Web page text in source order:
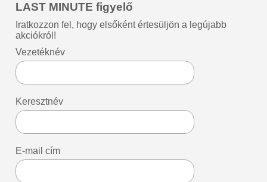
LAST MINUTE figyelő
Iratkozzon fel, hogy elsőként értesüljön a legújabb
akciókról!
Vezetéknév
Keresztnév
E-mail cím